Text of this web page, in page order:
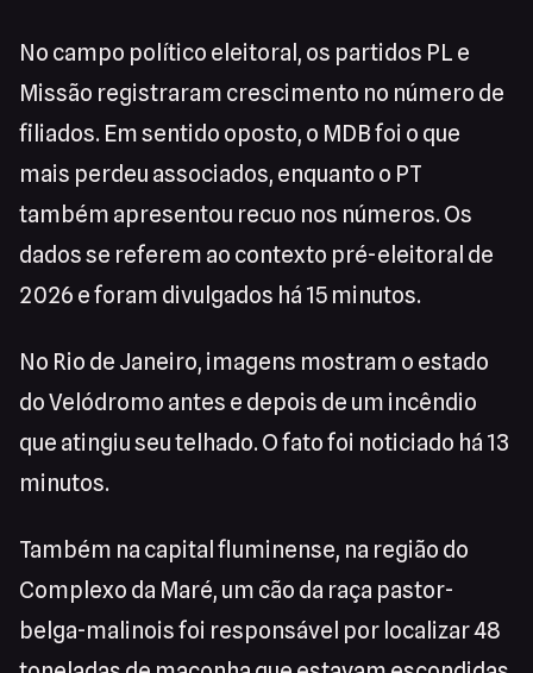
No campo político eleitoral, os partidos PL e
Missão registraram crescimento no número de
filiados. Em sentido oposto, o MDB foi o que
mais perdeu associados, enquanto o PT
também apresentou recuo nos números. Os
dados se referem ao contexto pré-eleitoral de
2026 e foram divulgados há 15 minutos.
No Rio de Janeiro, imagens mostram o estado
do Velódromo antes e depois de um incêndio
que atingiu seu telhado. O fato foi noticiado há 13
minutos.
Também na capital fluminense, na região do
Complexo da Maré, um cão da raça pastor-
belga-malinois foi responsável por localizar 48